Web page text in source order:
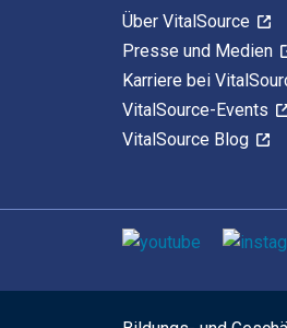
Über VitalSource
Presse und Medien
Karriere bei
VitalSource-Events
VitalSource Blog
Sozialen Medien